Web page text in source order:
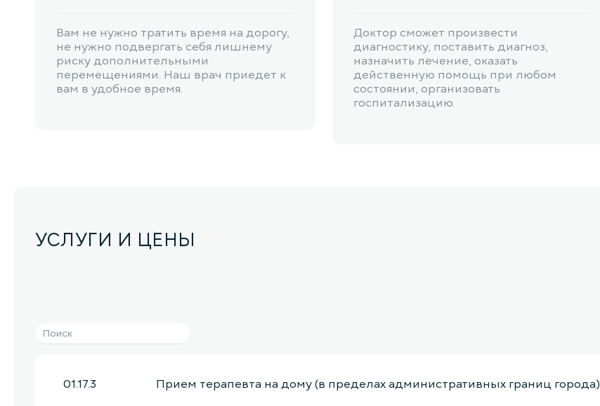
Вам не нужно тратить время на дорогу,
не нужно подвергать себя лишнему
риску дополнительными
перемещениями. Наш врач приедет к
вам в удобное время.
Доктор сможет произвести
диагностику, поставить диагноз,
назначить лечение, оказать
действенную помощь при любом
состоянии, организовать
госпитализацию.
УСЛУГИ И ЦЕНЫ
01.17.3 Прием терапевта на дому (в пределах административных границ города)